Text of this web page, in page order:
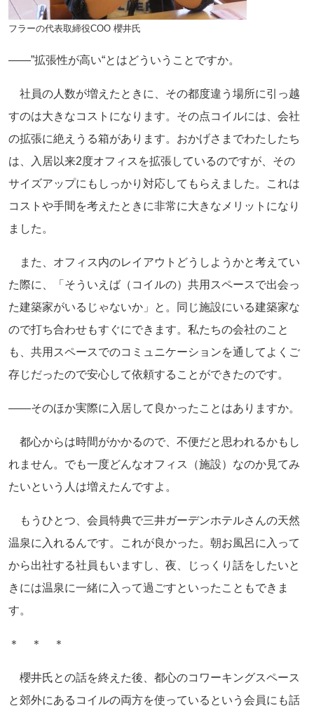
フラーの代表取締役COO 櫻井氏
――”拡張性が高い“とはどういうことですか。
社員の人数が増えたときに、その都度違う場所に引っ越
すのは大きなコストになります。その点コイルには、会社
の拡張に絶えうる箱があります。おかげさまでわたしたち
は、入居以来2度オフィスを拡張しているのですが、その
サイズアップにもしっかり対応してもらえました。これは
コストや手間を考えたときに非常に大きなメリットになり
ました。
また、オフィス内のレイアウトどうしようかと考えてい
た際に、「そういえば（コイルの）共用スペースで出会っ
た建築家がいるじゃないか」と。同じ施設にいる建築家な
ので打ち合わせもすぐにできます。私たちの会社のこと
も、共用スペースでのコミュニケーションを通してよくご
存じだったので安心して依頼することができたのです。
――そのほか実際に入居して良かったことはありますか。
都心からは時間がかかるので、不便だと思われるかもし
れません。でも一度どんなオフィス（施設）なのか見てみ
たいという人は増えたんですよ。
もうひとつ、会員特典で三井ガーデンホテルさんの天然
温泉に入れるんです。これが良かった。朝お風呂に入って
から出社する社員もいますし、夜、じっくり話をしたいと
きには温泉に一緒に入って過ごすといったこともできま
す。
＊ ＊ ＊
櫻井氏との話を終えた後、都心のコワーキングスペース
と郊外にあるコイルの両方を使っているという会員にも話